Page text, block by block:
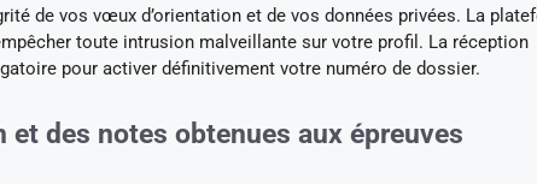
de vos vœux d’orientation et de vos données privées. La
toute intrusion malveillante sur votre profil. La réception
pour activer définitivement votre numéro de dossier.
des notes obtenues aux épreuves